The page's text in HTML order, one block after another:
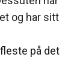
og har sitt
på det